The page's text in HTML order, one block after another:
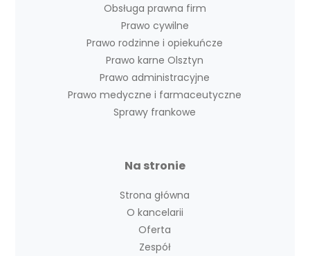
Obsługa prawna firm
Prawo cywilne
Prawo rodzinne i opiekuńcze
Prawo karne Olsztyn
Prawo administracyjne
Prawo medyczne i farmaceutyczne
Sprawy frankowe
Na stronie
Strona główna
O kancelarii
Oferta
Zespół